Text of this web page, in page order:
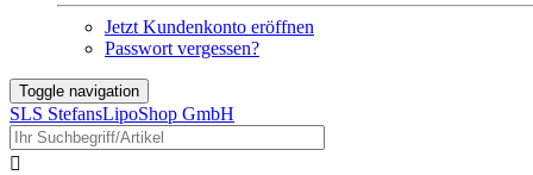
Jetzt Kundenkonto eröffnen
Passwort vergessen?
Toggle navigation
SLS StefansLipoShop GmbH
